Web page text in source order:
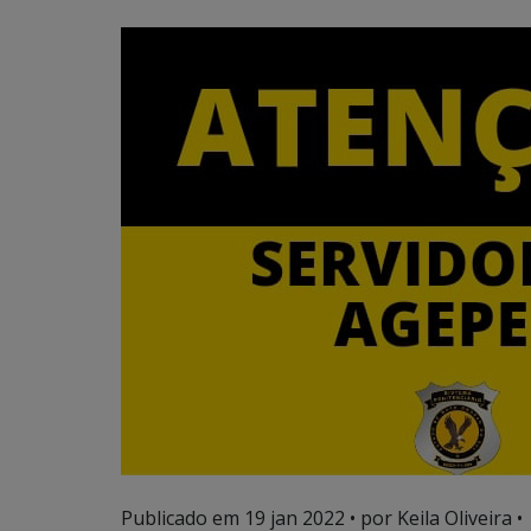
Publicado em 19 jan 2022 • por Keila Oliveira •